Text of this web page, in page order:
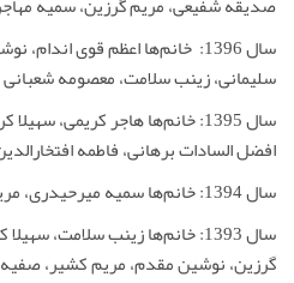
سال 1396: خانم‌ها اعظم قوی
سلیمانی، زینب سلامت، معصومه شعبانی
سال 1395: خانم‌ها هاجر کریمی،
افضل السادات برهانی، فاطمه
سال 1394: خانم‌ها سمیه میرحیدری، مریم مارزلو
سال 1393: خانم‌ها زینب سلامت،
گرزین، نوشین مقدم، مریم کشیر،